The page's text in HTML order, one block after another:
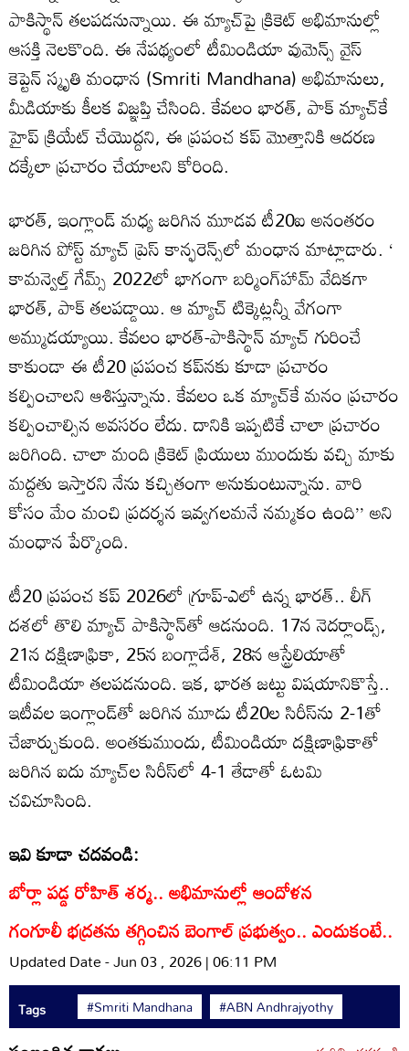
పాకిస్థాన్ తలపడనున్నాయి. ఈ మ్యాచ్‌పై క్రికెట్ అభిమానుల్లో
ఆసక్తి నెలకొంది. ఈ నేపథ్యంలో టీమిండియా వుమెన్స్ వైస్
కెప్టెన్ స్మృతి మంధాన (Smriti Mandhana) అభిమానులు,
మీడియాకు కీలక విజ్ఞప్తి చేసింది. కేవలం భారత్, పాక్‌ మ్యాచ్‌కే
హైప్‌ క్రియేట్ చేయొద్దని, ఈ ప్రపంచ కప్ మొత్తానికి ఆదరణ
దక్కేలా ప్రచారం చేయాలని కోరింది.
భారత్, ఇంగ్లాండ్ మధ్య జరిగిన మూడవ టీ20ఐ అనంతరం
జరిగిన పోస్ట్ మ్యాచ్ ప్రెస్ కాన్ఫరెన్స్‌లో మంధాన మాట్లాడారు. ‘
కామన్వెల్త్ గేమ్స్‌ 2022లో భాగంగా బర్మింగ్‌హామ్‌ వేదికగా
భారత్, పాక్ తలపడ్డాయి. ఆ మ్యాచ్ టిక్కెట్లన్నీ వేగంగా
అమ్ముడయ్యాయి. కేవలం భారత్-పాకిస్థాన్ మ్యాచ్ గురించే
కాకుండా ఈ టీ20 ప్రపంచ కప్‌నకు కూడా ప్రచారం
కల్పించాలని ఆశిస్తున్నాను. కేవలం ఒక మ్యాచ్‌కే మనం ప్రచారం
కల్పించాల్సిన అవసరం లేదు. దానికి ఇప్పటికే చాలా ప్రచారం
జరిగింది. చాలా మంది క్రికెట్ ప్రియులు ముందుకు వచ్చి మాకు
మద్దతు ఇస్తారని నేను కచ్చితంగా అనుకుంటున్నాను. వారి
కోసం మేం మంచి ప్రదర్శన ఇవ్వగలమనే నమ్మకం ఉంది’’ అని
మంధాన పేర్కొంది.
టీ20 ప్రపంచ కప్ 2026లో గ్రూప్‌-ఎలో ఉన్న భారత్‌.. లీగ్‌
దశలో తొలి మ్యాచ్‌ పాకిస్థాన్‌తో ఆడనుంది. 17న నెదర్లాండ్స్,
21న దక్షిణాఫ్రికా, 25న బంగ్లాదేశ్‌, 28న ఆస్ట్రేలియాతో
టీమిండియా తలపడనుంది. ఇక, భారత జట్టు విషయానికొస్తే..
ఇటీవల ఇంగ్లాండ్‌తో జరిగిన మూడు టీ20ల సిరీస్‌ను 2-1తో
చేజార్చుకుంది. అంతకుముందు, టీమిండియా దక్షిణాఫ్రికాతో
జరిగిన ఐదు మ్యాచ్‌ల సిరీస్‌లో 4-1 తేడాతో ఓటమి
చవిచూసింది.
ఇవి కూడా చదవండి:
బోర్లా పడ్డ రోహిత్ శర్మ.. అభిమానుల్లో ఆందోళన
గంగూలీ భద్రతను తగ్గించిన బెంగాల్ ప్రభుత్వం.. ఎందుకంటే..
Updated Date - Jun 03 , 2026 | 06:11 PM
Tags #Smriti Mandhana #ABN Andhrajyothy